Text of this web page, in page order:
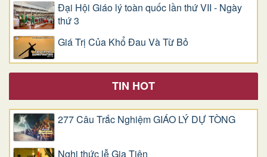
Đại Hội Giáo lý toàn quốc lần thứ VII - Ngày
thứ 3
Giá Trị Của Khổ Ðau Và Từ Bỏ
TIN HOT
277 Câu Trắc Nghiệm GIÁO LÝ DỰ TÒNG
Nghi thức lễ Gia Tiên